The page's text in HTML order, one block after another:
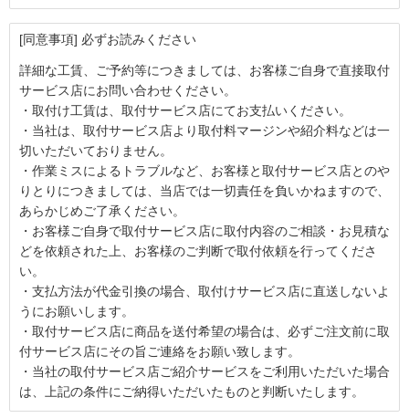
[同意事項] 必ずお読みください
詳細な工賃、ご予約等につきましては、お客様ご自身で直接取付
サービス店にお問い合わせください。
・取付け工賃は、取付サービス店にてお支払いください。
・当社は、取付サービス店より取付料マージンや紹介料などは一
切いただいておりません。
・作業ミスによるトラブルなど、お客様と取付サービス店とのや
りとりにつきましては、当店では一切責任を負いかねますので、
あらかじめご了承ください。
・お客様ご自身で取付サービス店に取付内容のご相談・お見積な
どを依頼された上、お客様のご判断で取付依頼を行ってくださ
い。
・支払方法が代金引換の場合、取付けサービス店に直送しないよ
うにお願いします。
・取付サービス店に商品を送付希望の場合は、必ずご注文前に取
付サービス店にその旨ご連絡をお願い致します。
・当社の取付サービス店ご紹介サービスをご利用いただいた場合
は、上記の条件にご納得いただいたものと判断いたします。